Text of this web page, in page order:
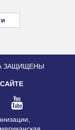
ЗАЩИЩЕНЫ